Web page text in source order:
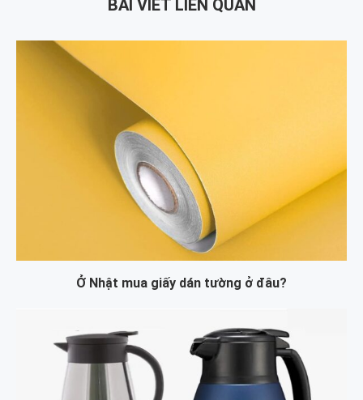
BÀI VIẾT LIÊN QUAN
Ở Nhật mua giấy dán tường ở đâu?